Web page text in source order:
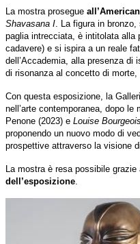
La mostra prosegue
Shavasana I. La figura in
paglia intrecciata, è intitolata alla
cadavere) e si ispira a un reale
dell’Accademia, alla presenza di
di risonanza al concetto di
Con questa esposizione, la
nell’arte contemporanea, dopo le
Penone (2023) e Louise
proponendo un nuovo modo di
prospettive attraverso la visione
La mostra è resa possibile grazie
dell’esposizione.